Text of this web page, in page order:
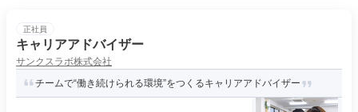
正社員
キャリアアドバイザー
サンクスラボ株式会社
チームで“働き続けられる環境”をつくるキャリアアドバイザー